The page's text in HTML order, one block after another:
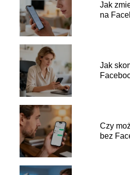
Jak
na
Jak
Czy
bez